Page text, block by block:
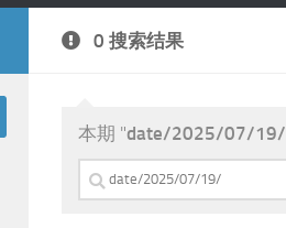
0 搜索结果
本期 "date/2025/07/19/
搜
索：